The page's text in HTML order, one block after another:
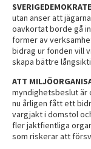
utan anser att
oavkortat borde gå
former av
bidrag ur fonden vill
skapa bättre
ATT
myndighetsbeslut är
nu årligen fått ett
vargjakt i domstol
fler jaktfientliga
som riskerar att